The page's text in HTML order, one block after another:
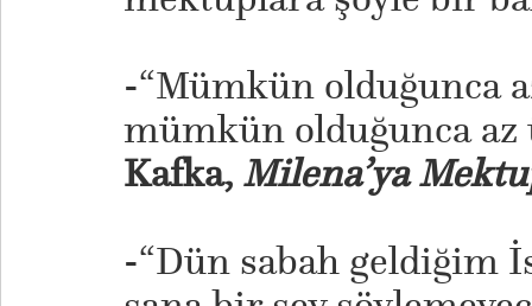
-“Mümkün olduğunca
mümkün olduğunca az
Kafka, Milena’ya
-“Dün sabah geldiğim